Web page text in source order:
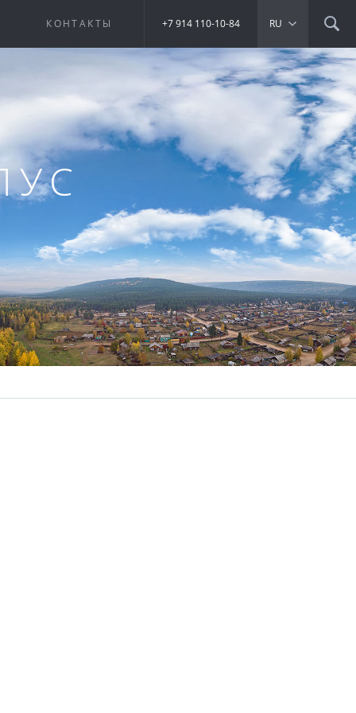
КОНТАКТЫ RU
+7 914 110-10-84